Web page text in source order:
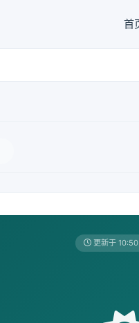
首
更新于 10:50